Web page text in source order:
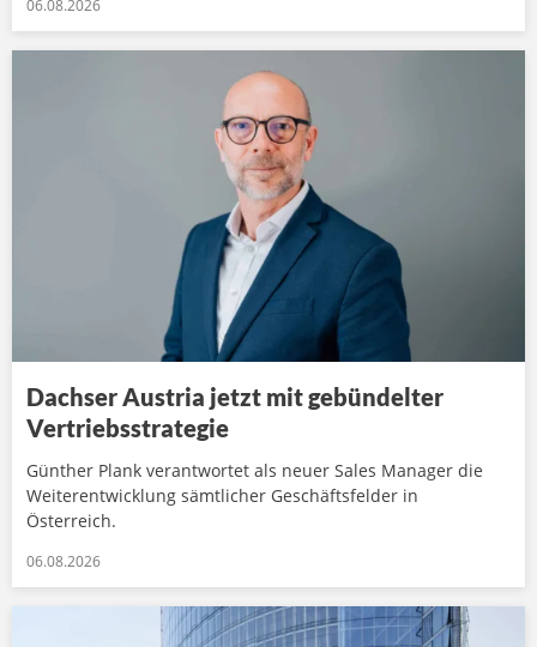
06.08.2026
Dachser Austria jetzt mit gebündelter
Vertriebsstrategie
Günther Plank verantwortet als neuer Sales Manager die
Weiterentwicklung sämtlicher Geschäftsfelder in
Österreich.
06.08.2026